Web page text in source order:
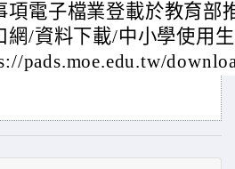
項電子檔業登載於教育部
網/資料下載/中小學使用
pads.moe.edu.tw/